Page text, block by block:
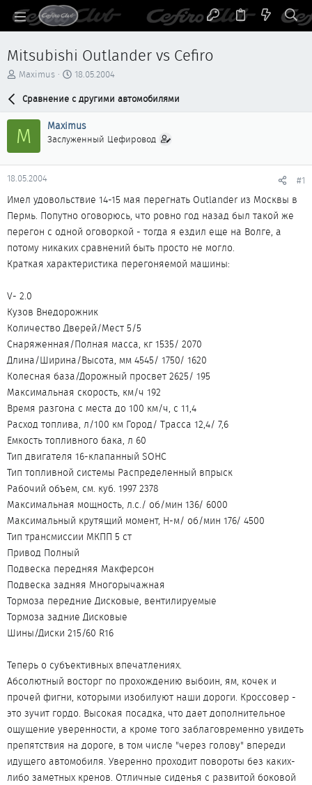
Mitsubishi Outlander vs Cefiro
А
р
т
м
ы
Maximus
Д
т
н
а
а
18.05.2004
Сравнение с другими автомобилями
M Maximus
Заслуженный Цефировод
18.05.2004 #1
Имел удовольствие 14-15 мая перегнать Outlander из Москвы в
Пермь. Попутно оговорюсь, что ровно год назад был такой же
перегон с одной оговоркой - тогда я ездил еще на Волге, а
потому никаких сравнений быть просто не могло.
Краткая характеристика перегоняемой машины:
V- 2.0
Кузов Внедорожник
Количество Дверей/Мест 5/5
Снаряженная/Полная масса, кг 1535/ 2070
Длина/Ширина/Высота, мм 4545/ 1750/ 1620
Колесная база/Дорожный просвет 2625/ 195
Максимальная скорость, км/ч 192
Время разгона с места до 100 км/ч, с 11,4
Расход топлива, л/100 км Город/ Трасса 12,4/ 7,6
Емкость топливного бака, л 60
Тип двигателя 16-клапанный SOHC
Тип топливной системы Распределенный впрыск
Рабочий объем, см. куб. 1997 2378
Максимальная мощность, л.с./ об/мин 136/ 6000
Максимальный крутящий момент, H-м/ об/мин 176/ 4500
Тип трансмиссии МКПП 5 ст
Привод Полный
Подвеска передняя Макферсон
Подвеска задняя Многорычажная
Тормоза передние Дисковые, вентилируемые
Тормоза задние Дисковые
Шины/Диски 215/60 R16
Теперь о субъективных впечатлениях.
Абсолютный восторг по прохождению выбоин, ям, кочек и
прочей фигни, которыми изобилуют наши дороги. Кроссовер -
это зучит гордо. Высокая посадка, что дает дополнительное
ощущение уверенности, а кроме того заблаговременно увидеть
препятствия на дороге, в том числе "через голову" впереди
идущего автомобиля. Уверенно проходит повороты без каких-
либо заметных кренов. Отличные сиденья с развитой боковой